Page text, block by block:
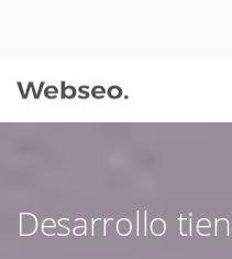
Desarrollo09:30 AM A